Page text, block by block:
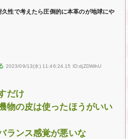
性で考えたら圧倒的に本革のが地球にや
2023/09/13(水) 11:46:24.15 ID:djZDWihU
だけ
物の皮は使ったほうがいい
ランス感覚が悪いな